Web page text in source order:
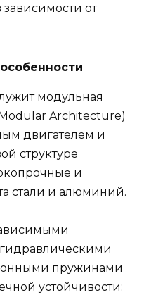
от
модульная
Architecture)
двигателем и
структуре
и
стали и алюминий.
пружинами
устойчивости: